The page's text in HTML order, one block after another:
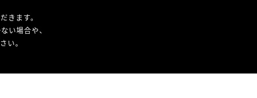
きます。
い場合や、
い。